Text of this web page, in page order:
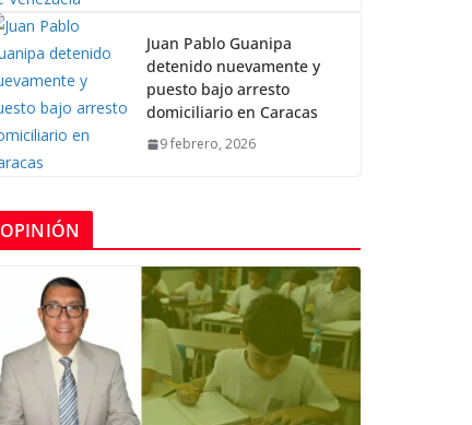
Juan Pablo Guanipa
detenido nuevamente y
puesto bajo arresto
domiciliario en Caracas
9 febrero, 2026
OPINIÓN